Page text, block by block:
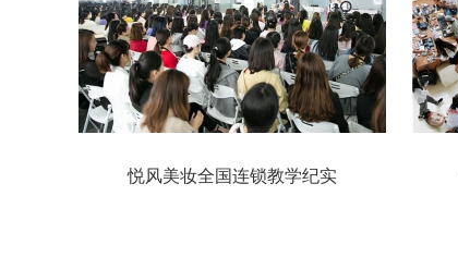
悦风美妆全国连锁教学纪实